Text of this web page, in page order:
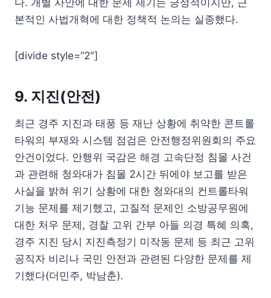
다. 개별 사안에 대한 문제 제기는 긍정적이지만, 근
본적인 사법개혁에 대한 정책적 논의는 실종했다.
[divide style=”2″]
9. 지진(안전)
최근 경주 지진과 태풍 등 재난 상황에 취약한 콘트롤
타워의 부재와 시스템 점검은 안전행정위원회의 주요
안건이었다. 안행위 국감은 해경 고속단정 침몰 사건
과 관련해 청와대가 침몰 2시간 뒤에야 보고를 받은
사실을 밝혀 위기 상황에 대한 청와대의 컨트롤타워
기능 문제를 제기했고, 고질적 문제인 소방공무원에
대한 처우 문제, 경찰 고위 간부 아들 의경 특혜 의혹,
경주 지진 당시 지진측정기 미작동 문제 등 최근 고위
공직자 비리나 국민 안전과 관련된 다양한 문제를 제
기했다(더민주, 박남춘).